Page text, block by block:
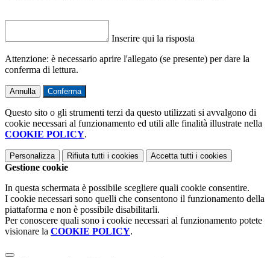
Inserire qui la risposta
Attenzione: è necessario aprire l'allegato (se presente) per dare la
conferma di lettura.
Annulla Conferma
Questo sito o gli strumenti terzi da questo utilizzati si avvalgono di
cookie necessari al funzionamento ed utili alle finalità illustrate nella
COOKIE POLICY.
Personalizza Rifiuta tutti i cookies Accetta tutti i cookies
Gestione cookie
In questa schermata è possibile scegliere quali cookie consentire.
I cookie necessari sono quelli che consentono il funzionamento della
piattaforma e non è possibile disabilitarli.
Per conoscere quali sono i cookie necessari al funzionamento potete
visionare la COOKIE POLICY.